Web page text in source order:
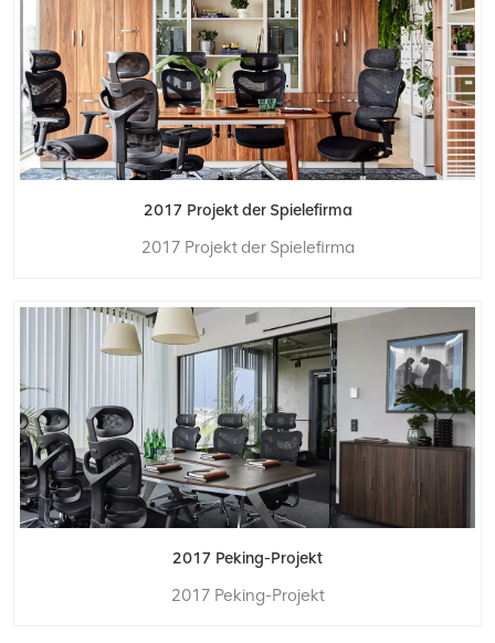
2017 Projekt der Spielefirma
2017 Projekt der Spielefirma
2017 Peking-Projekt
2017 Peking-Projekt